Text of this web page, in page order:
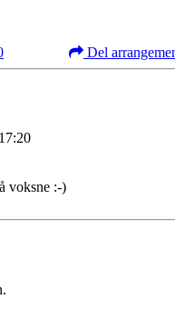
Del
voksne :-)